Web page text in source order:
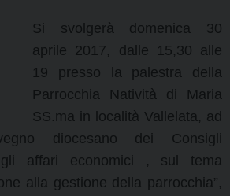
Si svolgerà domenica 30
aprile 2017, dalle 15,30 alle
19 presso la palestra della
Parrocchia Natività di Maria
SS.ma in località Vallelata, ad
diocesano dei Consigli
gli affari economici , sul tema
alla gestione della parrocchia”,